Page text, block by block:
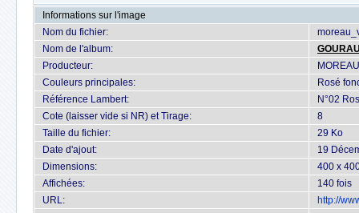
Informations sur l'image
Nom du fichier:
Nom de l'album:
Producteur:
Couleurs principales:
Rosé
Référence Lambert:
N°02
Cote (laisser vide si NR) et Tirage:
8
Taille du fichier:
29 Ko
Date d'ajout:
19
Dimensions:
400 x
Affichées:
140 fois
URL:
http://